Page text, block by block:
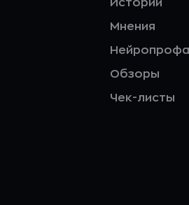
Истории
Мнения
Обзоры
Чек-листы